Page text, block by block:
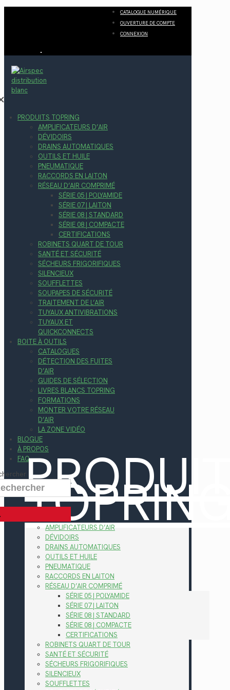
CATALOGUE NUMÉRIQUE
OUVERTURE DE COMPTE
CONNEXION
PRODUITS TOPRING
AMPLIFICATEURS D’AIR
DÉVIDOIRS
DRAINS AUTOMATIQUES
OUTILS ET HUILE
PNEUMATIQUE
RACCORDS EN LAITON
RÉSEAU D’AIR COMPRIMÉ
SÉRIE 05 | POLYAMIDE
SÉRIE 07 | LAITON
SÉRIE 08 | STANDARD
SÉRIE 08 | COMPACTE
CERTIFICATIONS
ROBINETS QUART DE TOUR
SANTÉ ET SÉCURITÉ
SÉCHEURS FRIGORIFIQUES
SILENCIEUX
SOUFFLETTES
SOUPAPES DE SÉCURITÉ
TRAITEMENT DE L’AIR
TUYAUX ANTIVIBRATIONS
TUYAUX ET
QUICKCONNECTS
BOITE À OUTILS
CATALOGUES
DÉTECTION DES FUITES
D’AIR
GUIDES DE SÉLECTION
LIVRES BLANCS TOPRING
FORMATIONS
MONTER VOTRE RÉSEAU
D’AIR
LA ZONE VIDÉO
BLOGUE
À PROPOS
FAQ
AMPLIFICATEURS D’AIR
DÉVIDOIRS
DRAINS AUTOMATIQUES
OUTILS ET HUILE
PNEUMATIQUE
RACCORDS EN LAITON
RÉSEAU D’AIR COMPRIMÉ
SÉRIE 05 | POLYAMIDE
SÉRIE 07 | LAITON
SÉRIE 08 | STANDARD
SÉRIE 08 | COMPACTE
CERTIFICATIONS
ROBINETS QUART DE TOUR
SANTÉ ET SÉCURITÉ
SÉCHEURS FRIGORIFIQUES
SILENCIEUX
SOUFFLETTES